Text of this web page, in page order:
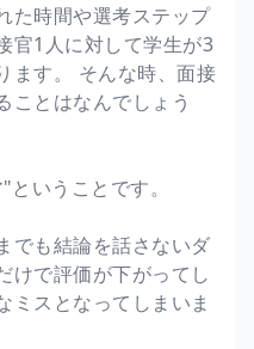
た時間や選考ステップ
官1人に対して学生が3
ます。 そんな時、面接
ことはなんでしょう
"ということです。
でも結論を話さないダ
けで評価が下がってし
ミスとなってしまいま